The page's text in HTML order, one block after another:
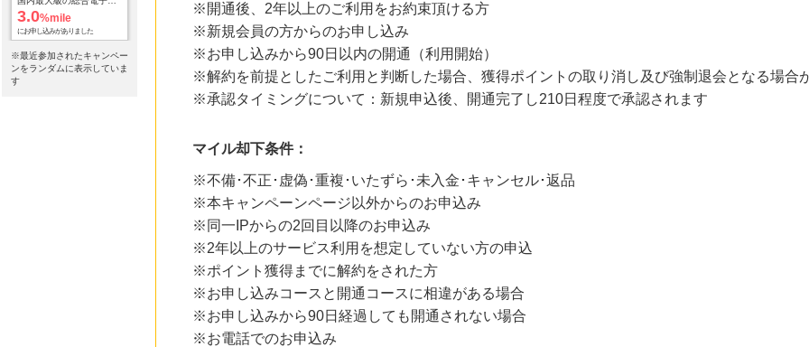
3.0%mile
にお申し込みがありました
22時間前
Qoo10
※最近参加されたキャンペー
ンをランダムに表示していま
す
※開通後、2年以上のご利用をお約束頂ける方
※新規会員の方からのお申し込み
※お申し込みから90日以内の開通（利用開始）
※解約を前提としたご利用と判断した場合、獲得ポイントの取り消し及び強制退会となる場合
※承認タイミングについて：新規申込後、開通完了し210日程度で承認されます
マイル却下条件：
※不備･不正･虚偽･重複･いたずら･未入金･キャンセル･返品
※本キャンペーンページ以外からのお申込み
※同一IPからの2回目以降のお申込み
※2年以上のサービス利用を想定していない方の申込
※ポイント獲得までに解約をされた方
※お申し込みコースと開通コースに相違がある場合
※お申し込みから90日経過しても開通されない場合
※お電話でのお申込み